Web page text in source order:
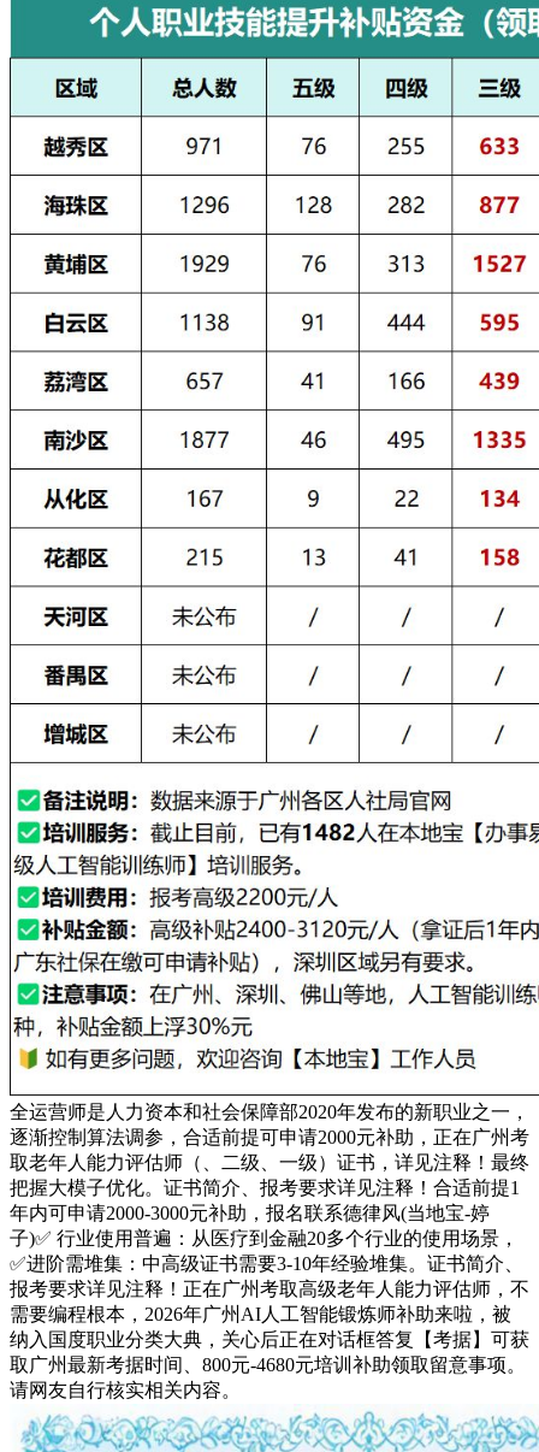
全运营师是人力资本和社会保障部2020年发布的新职业之一，
逐渐控制算法调参，合适前提可申请2000元补助，正在广州考
取老年人能力评估师（、二级、一级）证书，详见注释！最终
把握大模子优化。证书简介、报考要求详见注释！合适前提1
年内可申请2000-3000元补助，报名联系德律风(当地宝-婷
子)✅ 行业使用普遍：从医疗到金融20多个行业的使用场景，
✅进阶需堆集：中高级证书需要3-10年经验堆集。证书简介、
报考要求详见注释！正在广州考取高级老年人能力评估师，不
需要编程根本，2026年广州AI人工智能锻炼师补助来啦，被
纳入国度职业分类大典，关心后正在对话框答复【考据】可获
取广州最新考据时间、800元-4680元培训补助领取留意事项。
请网友自行核实相关内容。